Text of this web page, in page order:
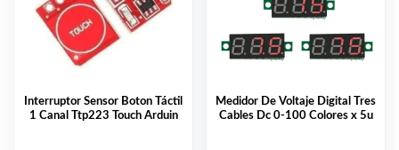
Interruptor Sensor Boton Táctil
1 Canal Ttp223 Touch Arduin
Medidor De Voltaje Digital Tres
Cables Dc 0-100 Colores x 5u